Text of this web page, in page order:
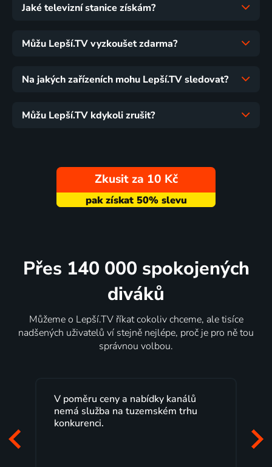
Jaké televizní stanice získám?
Můžu Lepší.TV vyzkoušet zdarma?
Na jakých zařízeních mohu Lepší.TV sledovat?
Můžu Lepší.TV kdykoli zrušit?
Zkusit za 10 Kč
Přes 140 000 spokojených
diváků
Můžeme o Lepší.TV říkat cokoliv chceme, ale tisíce
nadšených uživatelů ví stejně nejlépe, proč je pro ně tou
správnou volbou.
V poměru ceny a nabídky kanálů
nemá služba na tuzemském trhu
konkurenci.